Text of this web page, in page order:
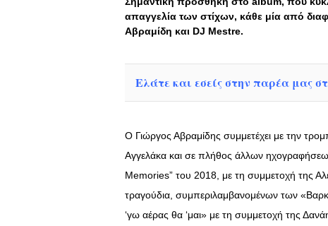
απαγγελία των στίχων, κάθε μία από
Αβραμίδη και DJ Mestre.
Ελάτε και εσείς στην παρέα μας
Ο Γιώργος Αβραμίδης συμμετέχει με την
Αγγελάκα και σε πλήθος άλλων
Memories” του 2018, με τη συμμετοχή της
τραγούδια, συμπεριλαμβανομένων των
‘γω αέρας θα ‘μαι» με τη συμμετοχή της